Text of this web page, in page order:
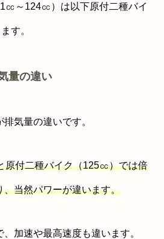
～124㏄）は以下原付二種バイ
す。
量の違い
気量の違いです。
原付二種バイク（125㏄）では倍
、当然パワーが違います。
加速や最高速度も違います。